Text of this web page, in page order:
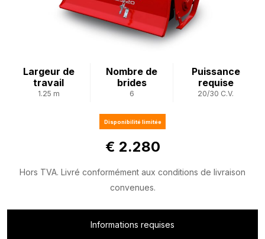
Largeur de
travail
1.25 m
Nombre de
brides
6
Puissance
requise
20/30 C.V.
Disponibilité limitée
€ 2.280
Hors TVA. Livré conformément aux conditions de livraison
convenues.
Informations requises